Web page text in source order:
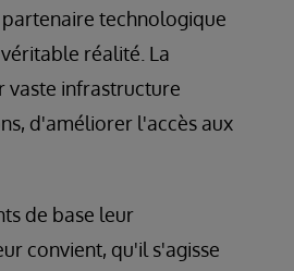
partenaire technologique
réalité. La
vaste infrastructure
d'améliorer l'accès aux
de base leur
convient, qu'il s'agisse